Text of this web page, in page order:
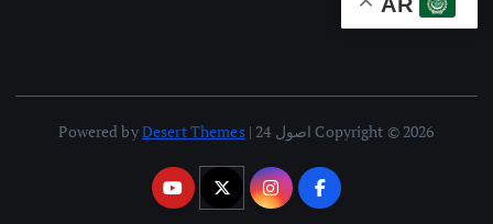
Copyright © 2026 اصول 24 | Powered by Desert Themes